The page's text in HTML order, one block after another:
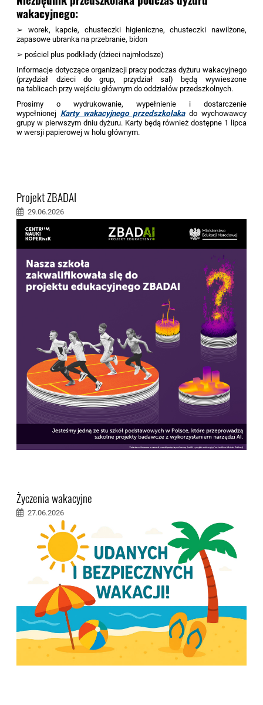
wakacyjnego:
➢ worek, kapcie, chusteczki higieniczne, chusteczki nawilżone,
zapasowe ubranka na przebranie, bidon
➢ pościel plus podkłady (dzieci najmłodsze)
Informacje dotyczące organizacji pracy podczas dyżuru wakacyjnego
(przydział dzieci do grup, przydział sal) będą wywieszone
na tablicach przy wejściu głównym do oddziałów przedszkolnych.
Prosimy o wydrukowanie, wypełnienie i dostarczenie
wypełnionej Karty wakacyjnego przedszkolaka do wychowawcy
grupy w pierwszym dniu dyżuru. Karty będą również dostępne 1 lipca
w wersji papierowej w holu głównym.
Projekt ZBADAI
29.06.2026
Życzenia wakacyjne
27.06.2026